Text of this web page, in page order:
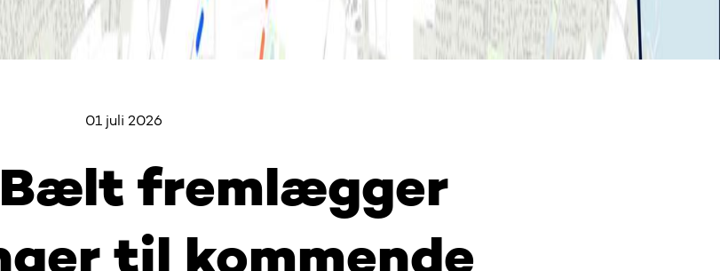
01 juli 2026
Bælt fremlægger